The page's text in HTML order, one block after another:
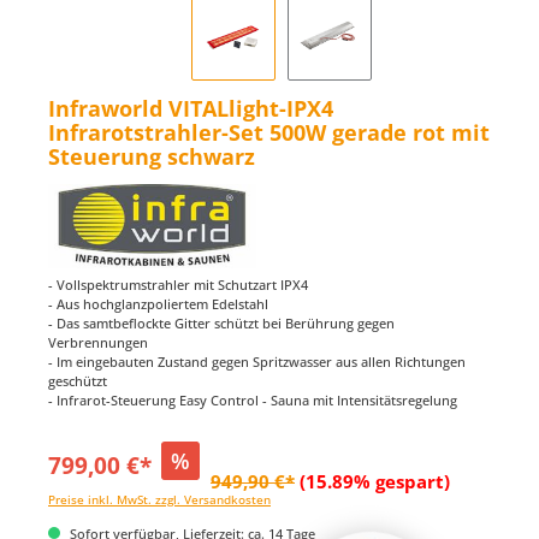
Infraworld VITALlight-IPX4
Infrarotstrahler-Set 500W gerade rot mit
Steuerung schwarz
- Vollspektrumstrahler mit Schutzart IPX4
- Aus hochglanzpoliertem Edelstahl
- Das samtbeflockte Gitter schützt bei Berührung gegen
Verbrennungen
- Im eingebauten Zustand gegen Spritzwasser aus allen Richtungen
geschützt
- Infrarot-Steuerung Easy Control - Sauna mit Intensitätsregelung
799,00 €* %
949,90 €* (15.89% gespart)
Preise inkl. MwSt. zzgl. Versandkosten
Sofort verfügbar, Lieferzeit: ca. 14 Tage